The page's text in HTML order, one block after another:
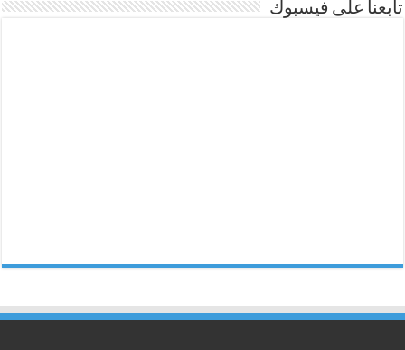
تابعنا على فيسبوك